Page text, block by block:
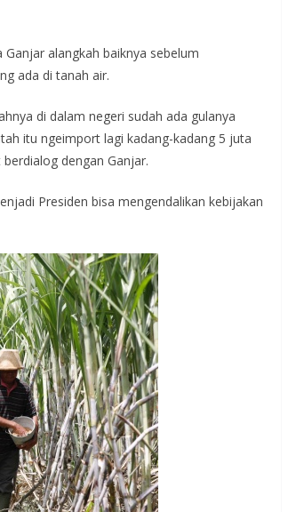
alangkah baiknya sebelum
ada di tanah air.
di dalam negeri sudah ada gulanya
itu ngeimport lagi kadang-kadang 5 juta
dengan Ganjar.
Presiden bisa mengendalikan kebijakan